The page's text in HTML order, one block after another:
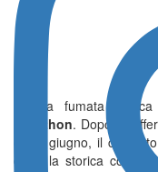
C’è la fumata
Marathon. Dopo il
del 7 giugno, il
date: la storica